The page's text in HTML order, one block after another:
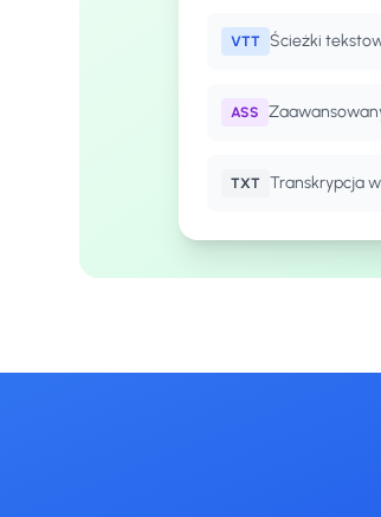
VTT Ścieżki
ASS
TXT Transkrypcja